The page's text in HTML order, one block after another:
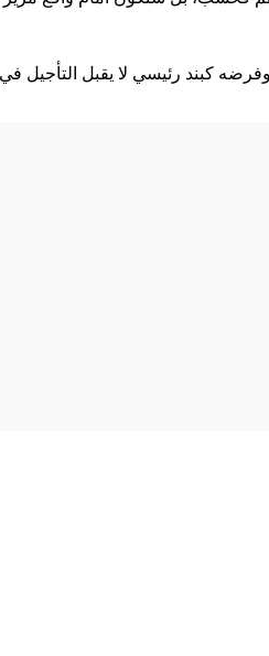
وفرضه كبند رئيسي لا يقبل